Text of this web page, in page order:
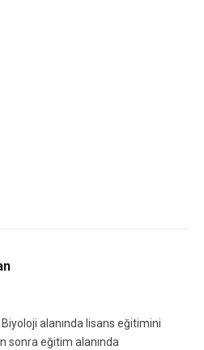
alanında lisans eğitimini
sonra eğitim alanında